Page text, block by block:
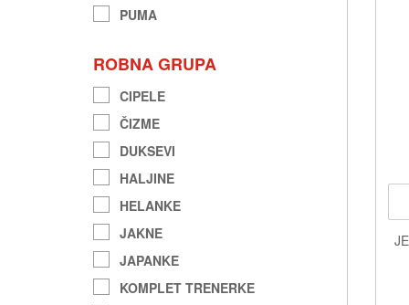
PUMA
ROBNA GRUPA
CIPELE
ČIZME
DUKSEVI
HALJINE
HELANKE
JAKNE
JAPANKE
KOMPLET TRENERKE